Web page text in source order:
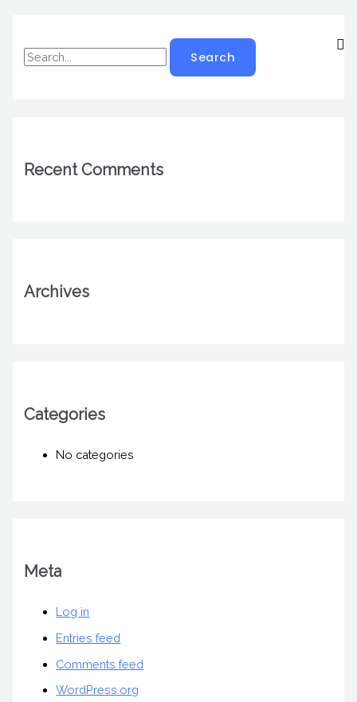
Recent Comments
Archives
Categories
No categories
Meta
Log in
Entries feed
Comments feed
WordPress.org